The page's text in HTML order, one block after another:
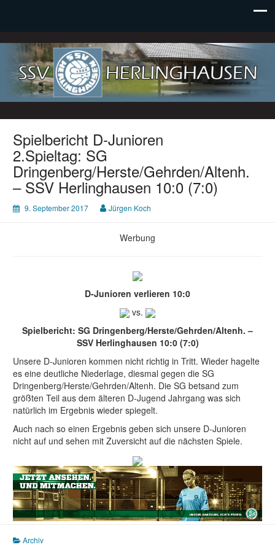
SSV Herlinghausen e. V.
Spielbericht D-Junioren
2.Spieltag: SG
Dringenberg/Herste/Gehrden/Altenh.
– SSV Herlinghausen 10:0 (7:0)
9. September 2017 Jürgen Koch
Werbung
D-Junioren verlieren 10:0
vs.
Spielbericht: SG Dringenberg/Herste/Gehrden/Altenh. –
SSV Herlinghausen 10:0 (7:0)
Unsere D-Junioren kommen nicht richtig in Tritt. Wieder hagelte
es eine deutliche Niederlage, diesmal gegen die SG
Dringenberg/Herste/Gehrden/Altenh. Die SG betsand zum
größten Teil aus dem älteren D-Jugend Jahrgang was sich
natürlich im Ergebnis wieder spiegelt.
Auch nach so einen Ergebnis geben sich unsere D-Junioren
nicht auf und sehen mit Zuversicht auf die nächsten Spiele.
Archiv